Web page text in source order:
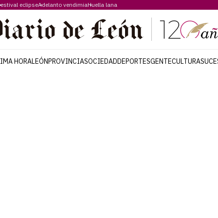
eclipseAdelanto vendimiaHuella lana
HORALEÓNPROVINCIASOCIEDADDEPORTESGENTECULTURA